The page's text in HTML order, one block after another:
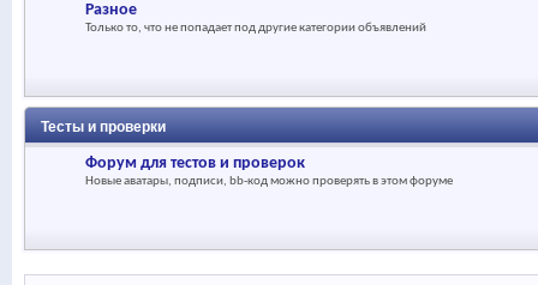
Разное
Только то, что не попадает под другие категории объявлений
Тесты и проверки
Форум для тестов и проверок
Новые аватары, подписи, bb-код можно проверять в этом форуме